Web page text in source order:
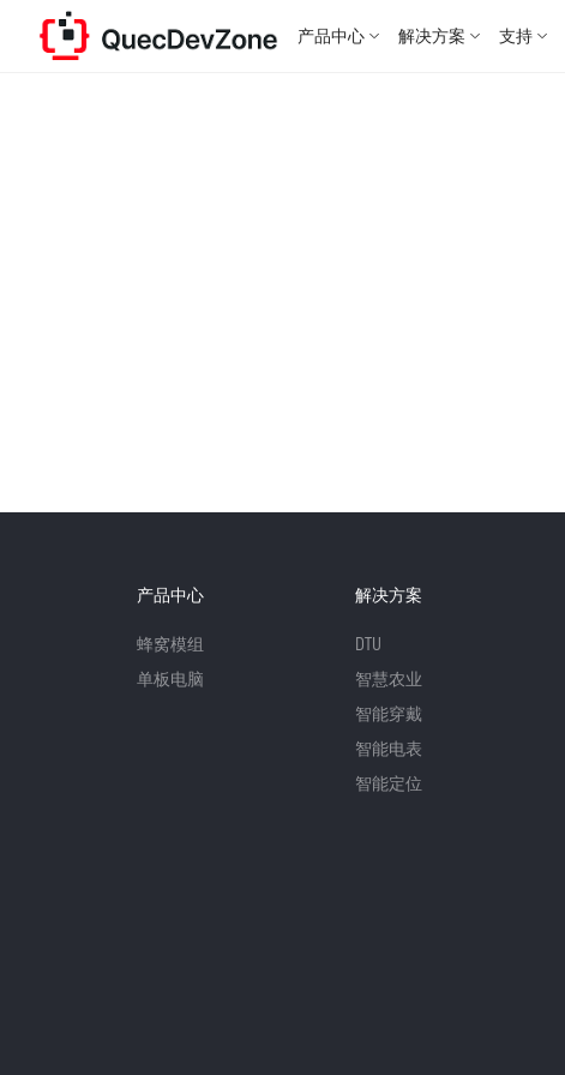
产品中心 解决方案 支持
产品中心
蜂窝模组
单板电脑
解决方案
DTU
智慧农业
智能穿戴
智能电表
智能定位